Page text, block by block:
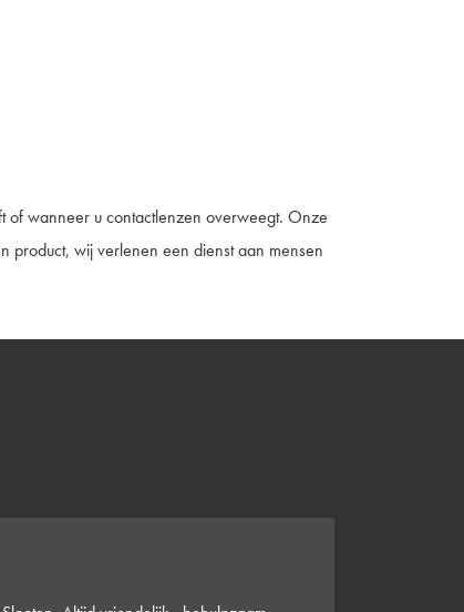
of wanneer u contactlenzen overweegt. Onze
product, wij verlenen een dienst aan mensen